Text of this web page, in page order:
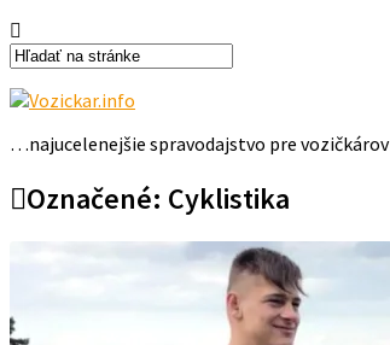
…najucelenejšie spravodajstvo pre vozičkárov
Označené: Cyklistika